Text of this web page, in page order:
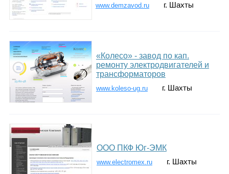
www.demzavod.ru г. Шахты
«Колесо» - завод по кап.
ремонту электродвигателей и
трансформаторов
www.koleso-ug.ru г. Шахты
ООО ПКФ Юг-ЭМК
www.electromex.ru г. Шахты